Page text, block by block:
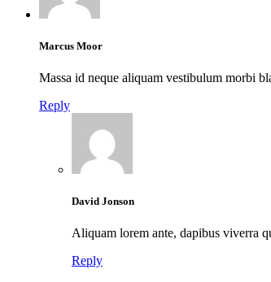
Marcus Moor
Massa id neque aliquam vestibulum morbi
Reply
David Jonson
Aliquam lorem ante, dapibus viverra
Reply